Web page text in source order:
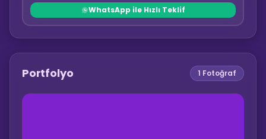
WhatsApp ile Hızlı Teklif
Portfolyo 1 Fotoğraf